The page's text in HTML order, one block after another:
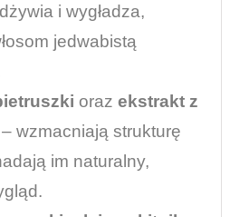
i wygładza,
jedwabistą
oraz ekstrakt z
– wzmacniają strukturę
im naturalny,